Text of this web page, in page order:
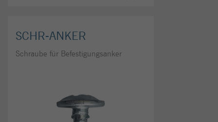
SCHR-ANKER
Schraube für Befestigungsanker